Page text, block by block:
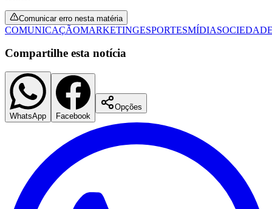
Fluminense
Comunicar erro nesta matéria
COMUNICAÇÃOMARKETINGESPORTESMÍDIA
Compartilhe esta notícia
WhatsApp Facebook
Opções